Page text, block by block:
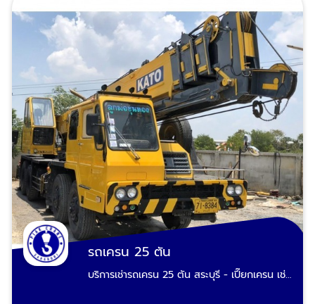
ขนย้ายเครื่องจักร เรียกหา "เปี๊ยกเครน" บริการ
รถเครนรับจ้าง งานยกไซต์งานก่อสร้าง ยกแผ่น
ผนังพรีคาสท์งานก่อสร้าง ยกเหล็กบีม ยกโครง
หลังคาโรงงาน-โครงหลังคาปั๊มน้ำมัน โครงสร้าง
เหล็ก ยกเสาป้ายทาวเวอร์ ยกบ้านสำเร็จรูป ยกหิน
ขนาดใหญ่ บริการรถเครนให้เช่า งานยกสำหรับ
โรงงาน ยกหม้อแปลงไฟฟ้า ยกเครื่องชิลเลอร์
ยกเครื่องเจนเนอเรเตอร์ ยกตู้คอนโทรล MDB ยก
ตู้คอนเทนเนอร์ ยกแทงค์หอเหล็ก ยกแทงค์ไซโล
ยกเครื่องจักรโรงงาน ยกคานรอกเครน รถเครน
เช่า บริการงานยกสำหรับหน่วยงานราชการ และ
ทั่วไป แผ่นประตูระบายน้ำชลประทาน บริการขุด
ลอกคลอง ยกเสาโคมไฟถนน ยกเสาไฟฟ้า
คอนกรีต ยกคานสะพานคอนกรีตจากโรงงานไป
ไซต์งานยกพระประทาน รูปปั้นรูปแกะสลักขนาด
ใหญ่ เรียกรถเครน สระบุรี บริการฉุกเฉิน ยกกู้รถ
อุบัติเหตุบนท้องถนน กู้รถตกสะพาน-ตกคลอง-
ตกคูน้ำ-ตกร่องกลางถนน รถยนต์ รถบรรทุก รถ
น้ำมัน รถปูน รถบัส-รถทัวร์ สภาพหงายท้อง รถ
รถเครน 25 ตัน
บริการเช่ารถเครน 25 ตัน สระบุรี - เปี๊ยกเครน เช่า